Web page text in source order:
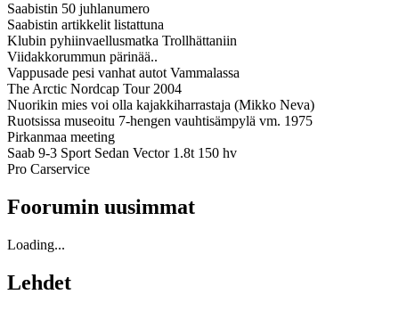
Saabistin 50 juhlanumero
Saabistin artikkelit listattuna
Klubin pyhiinvaellusmatka Trollhättaniin
Viidakkorummun pärinää..
Vappusade pesi vanhat autot Vammalassa
The Arctic Nordcap Tour 2004
Nuorikin mies voi olla kajakkiharrastaja (Mikko Neva)
Ruotsissa museoitu 7-hengen vauhtisämpylä vm. 1975
Pirkanmaa meeting
Saab 9-3 Sport Sedan Vector 1.8t 150 hv
Pro Carservice
Foorumin uusimmat
Loading...
Lehdet